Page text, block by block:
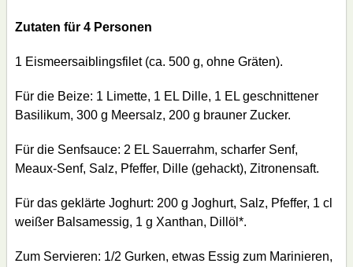
Zutaten für 4 Personen
1 Eismeersaiblingsfilet (ca. 500 g, ohne Gräten).
Für die Beize: 1 Limette, 1 EL Dille, 1 EL geschnittener
Basilikum, 300 g Meersalz, 200 g brauner Zucker.
Für die Senfsauce: 2 EL Sauerrahm, scharfer Senf,
Meaux-Senf, Salz, Pfeffer, Dille (gehackt), Zitronensaft.
Für das geklärte Joghurt: 200 g Joghurt, Salz, Pfeffer, 1 cl
weißer Balsamessig, 1 g Xanthan, Dillöl*.
Zum Servieren: 1/2 Gurken, etwas Essig zum Marinieren,